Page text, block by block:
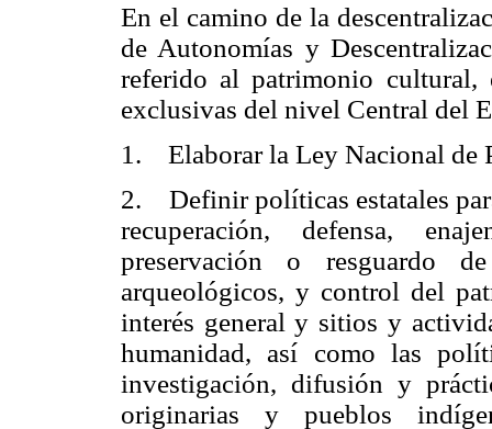
En el camino de la
de Autonomías y
referido al patrimonio cultural,
exclusivas del nivel Central del
1. Elaborar la Ley Nacional de
2. Definir políticas estatales
recuperación, defensa,
preservación o resguardo
arqueológicos, y control del
interés general y sitios y
humanidad, así como las
investigación, difusión y
originarias y pueblos